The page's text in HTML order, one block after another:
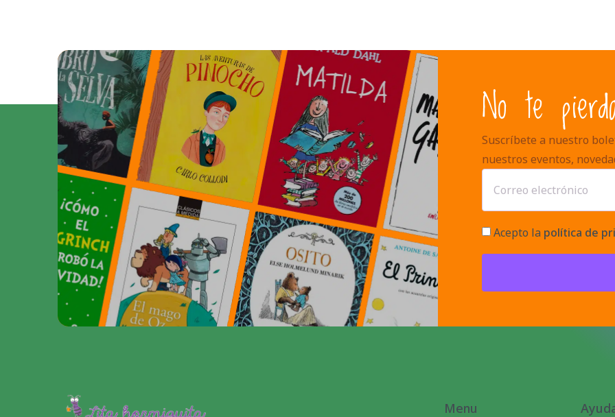
No te
Suscríbete a nuestro
nuestros eventos,
Acepto la política de
Menu